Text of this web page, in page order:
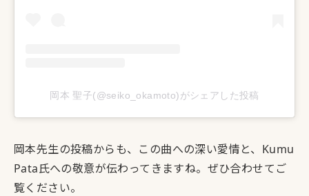
岡本 聖子(@seiko_okamoto)がシェアした投稿
岡本先生の投稿からも、この曲への深い愛情と、Kumu
Pata氏への敬意が伝わってきますね。ぜひ合わせてご
覧ください。